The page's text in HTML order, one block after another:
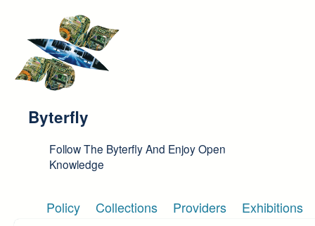
Byterfly
Follow The Byterfly And Enjoy Open
Knowledge
Policy Collections Providers Exhibitions